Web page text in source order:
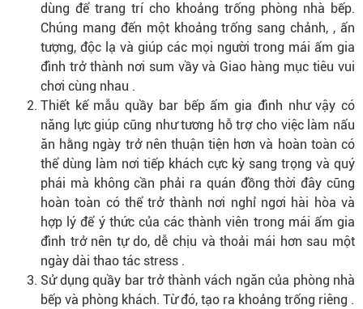
dùng để trang trí cho khoảng trống phòng nhà bếp.
Chúng mang đến một khoảng trống sang chảnh, , ấn
tượng, độc lạ và giúp các mọi người trong mái ấm gia
đình trở thành nơi sum vầy và Giao hàng mục tiêu vui
chơi cùng nhau .
Thiết kế mẫu quầy bar bếp ấm gia đình như vậy có
năng lực giúp cũng như tương hỗ trợ cho việc làm nấu
ăn hằng ngày trở nên thuận tiện hơn và hoàn toàn có
thể dùng làm nơi tiếp khách cực kỳ sang trọng và quý
phái mà không cần phải ra quán đồng thời đây cũng
hoàn toàn có thể trở thành nơi nghỉ ngơi hài hòa và
hợp lý để ý thức của các thành viên trong mái ấm gia
đình trở nên tự do, dễ chịu và thoải mái hơn sau một
ngày dài thao tác stress .
Sử dụng quầy bar trở thành vách ngăn của phòng nhà
bếp và phòng khách. Từ đó, tạo ra khoảng trống riêng .